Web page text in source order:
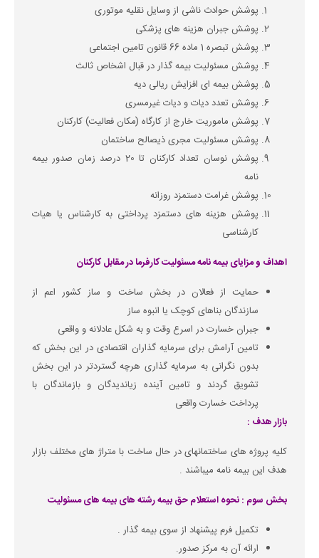
پوشش حوادث ناشی از وسایل نقلیه موتوری
پوشش جبران هزینه های پزشکی
پوشش تبصره 1 ماده 66 قانون تامین اجتماعی
پوشش مسئولیت بیمه گذار در قبال اشخاص ثالث
پوشش بیمه ای افزایش ریالی دیه
پوشش تعدد دیات و دیات غیرمسری
پوشش ماموریت خارج از کارگاه (مکان فعالیت) کارکنان
پوشش مسئولیت مجری ذیصالح ساختمان
پوشش نوسان تعداد کارکنان تا 20 درصد زمان صدور بیمه
نامه
پوشش غرامت دستمزد روزانه
پوشش هزینه های دستمزد پرداختی به کارشناس یا هیات
کارشناسی
اهداف و مزایای بیمه نامه مسئولیت کارفرما در مقابل کارکنان
حمایت از فعالان در بخش ساخت و ساز کشور اعم از
سازندگان بناهای کوچک یا انبوه ساز
جبران خسارت در اسرع وقت و به شکل عادلانه و واقعی
تامین آرامش برای سرمایه گذاران اقتصادی در این بخش که
بدون نگرانی به سرمایه گذاری هرچه گستردتر در این بخش
تشویق گردند و تامین آینده زیاندیدگان و بازماندگان با
پرداخت خسارت واقعی
بازار هدف :
کلیه پروژه های ساختمانهای در حال ساخت با متراژ های مختلف بازار
هدف این بیمه نامه میباشند .
بخش سوم : نحوه استعلام حق بیمه رشته های بیمه های مسئولیت
تکمیل فرم پیشنهاد از سوی بیمه گذار .
ارائه آن به مرکز صدور.